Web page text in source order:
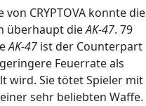
CRYPTOVA konnte die
überhaupt dieAK-47. 79
AK-47 ist der Counterpart
Feuerrate als
wird. Sie tötet Spieler mit
sehr beliebten Waffe.